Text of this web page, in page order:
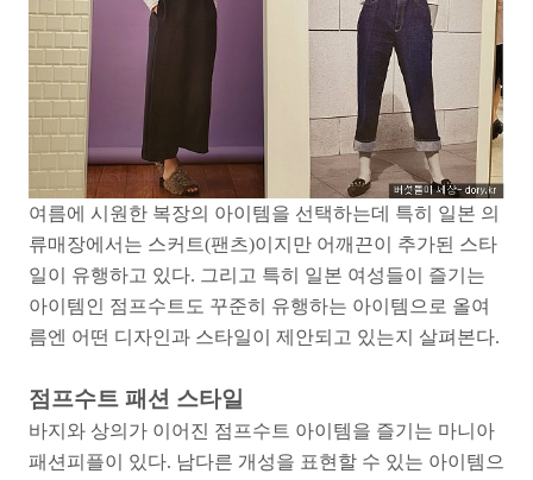
여름에 시원한 복장의 아이템을 선택하는데 특히 일본 의
류매장에서는 스커트(팬츠)이지만 어깨끈이 추가된 스타
일이 유행하고 있다. 그리고 특히 일본 여성들이 즐기는
아이템인 점프수트도 꾸준히 유행하는 아이템으로 올여
름엔 어떤 디자인과 스타일이 제안되고 있는지 살펴본다.
점프수트 패션 스타일
바지와 상의가 이어진 점프수트 아이템을 즐기는 마니아
패션피플이 있다. 남다른 개성을 표현할 수 있는 아이템으